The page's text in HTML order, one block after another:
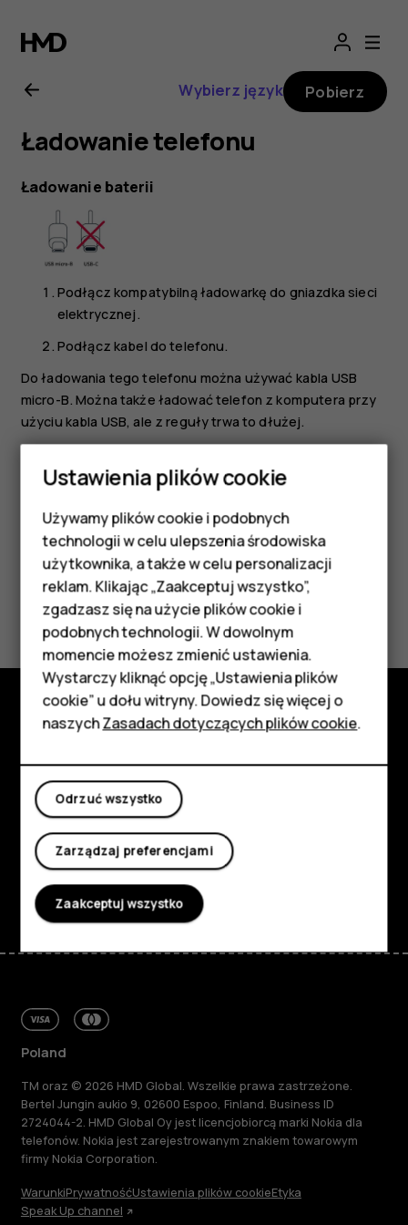
Nokia
2.1
—
instrukcja
obsługi
Smartfony
Telefony z funkcjami
podstawowymi
Akcesoria
HMD Terra M
Tablety
Moje konto
Wybierz język Pobierz
Ładowanie telefonu
Ładowanie baterii
Podłącz kompatybilną ładowarkę do gniazdka sieci
elektrycznej.
Podłącz kabel do telefonu.
Do ładowania tego telefonu można używać kabla USB
micro-B. Można także ładować telefon z komputera przy
użyciu kabla USB, ale z reguły trwa to dłużej.
kilka minut, zanim pojawi się wskaźnik ładowania.
Czy te informacje były pomocne?
Tak Nie
Poznaj
Informacje
Planet and people
Wsparcie
FacebookInstagram
TiktokYoutube
Poland
TM oraz © 2026 HMD Global. Wszelkie prawa zastrzeżone.
Bertel Jungin aukio 9, 02600 Espoo, Finland. Business ID
2724044-2. HMD Global Oy jest licencjobiorcą marki Nokia dla
telefonów. Nokia jest zarejestrowanym znakiem towarowym
firmy Nokia Corporation.
WarunkiPrywatnośćUstawienia plików cookieEtyka
Speak Up channel
Ustawienia plików cookie
Używamy plików cookie i podobnych
technologii w celu ulepszenia środowiska
użytkownika, a także w celu personalizacji
reklam. Klikając „Zaakceptuj wszystko”,
zgadzasz się na użycie plików cookie i
podobnych technologii. W dowolnym
momencie możesz zmienić ustawienia.
Wystarczy kliknąć opcję „Ustawienia plików
cookie” u dołu witryny. Dowiedz się więcej o
naszychZasadach dotyczących plików cookie.
Odrzuć wszystko
Zarządzaj preferencjami
Zaakceptuj wszystko